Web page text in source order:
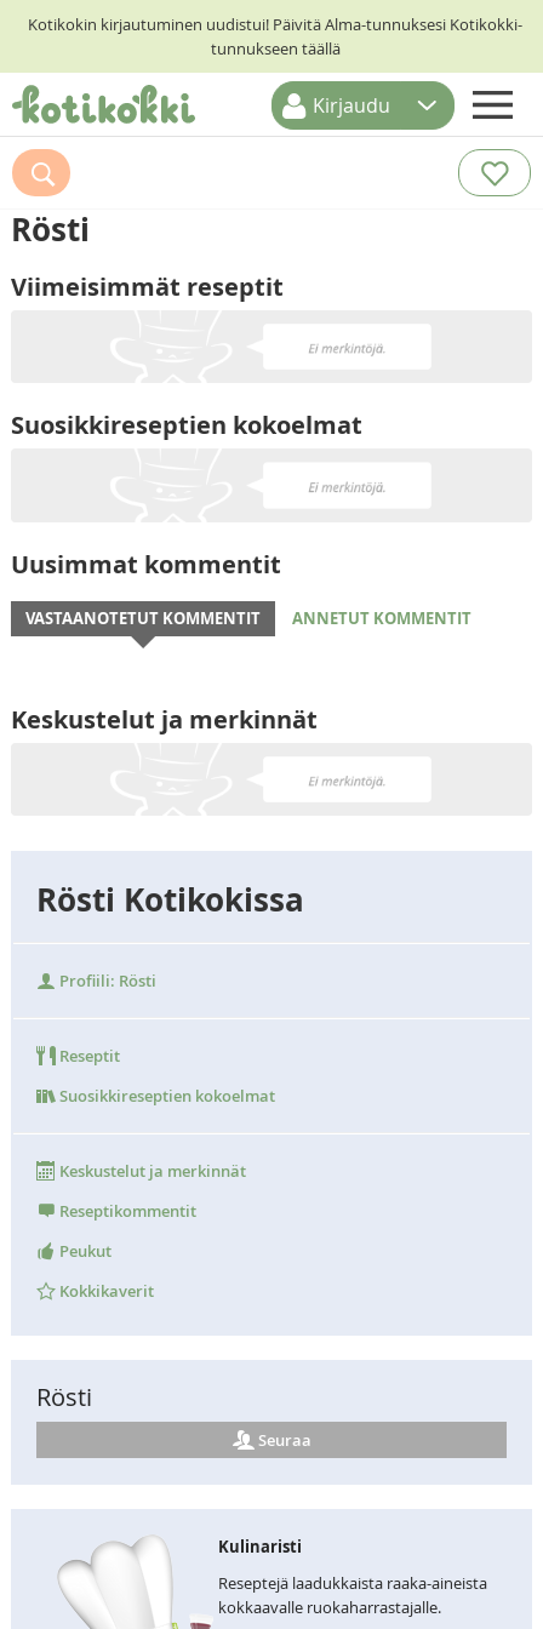
Kotikokin kirjautuminen uudistui! Päivitä Alma-tunnuksesi Kotikokki-
tunnukseen täällä
ETUSIVU
RESEPTIHAKU
RUOKATEEMAT
KESKUSTELUT
Kirjaudu
Rösti
Viimeisimmät reseptit
Suosikkireseptien kokoelmat
Uusimmat kommentit
VASTAANOTETUT KOMMENTIT ANNETUT KOMMENTIT
Keskustelut ja merkinnät
Rösti Kotikokissa
Profiili: Rösti
Reseptit
Suosikkireseptien kokoelmat
Keskustelut ja merkinnät
Reseptikommentit
Peukut
Kokkikaverit
Rösti
Seuraa
Kulinaristi
Reseptejä laadukkaista raaka-aineista
kokkaavalle ruokaharrastajalle.